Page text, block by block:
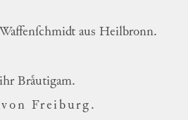
Waffenſchmidt aus Heilbronn.
ihr Braͤutigam.
Freiburg.